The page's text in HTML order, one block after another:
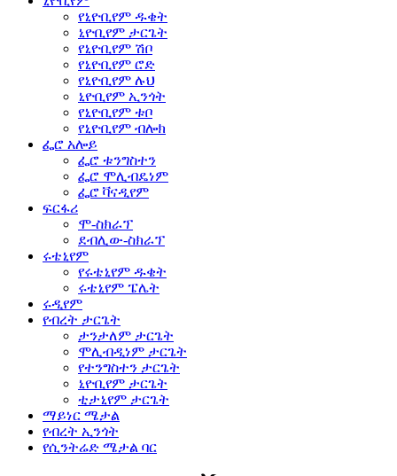
የኒዮቢየም ዱቄት
ኒዮቢየም ታርጌት
የኒዮቢየም ሽቦ
የኒዮቢየም ሮድ
የኒዮቢየም ሉህ
ኒዮቢየም ኢንጎት
የኒዮቢየም ቱቦ
የኒዮቢየም ብሎክ
ፌሮ አሎይ
ፌሮ ቱንግስተን
ፌሮ ሞሊብዴነም
ፌሮ ቫናዲየም
ፍርፋሪ
ሞ-ስክራፕ
ደብሊው-ስክራፕ
ሩቴኒየም
የሩቴኒየም ዱቄት
ሩቴኒየም ፔሌት
ሩዲየም
የብረት ታርጌት
ታንታለም ታርጌት
ሞሊብዲነም ታርጌት
የተንግስተን ታርጌት
ኒዮቢየም ታርጌት
ቲታኒየም ታርጌት
ማይነር ሜታል
የብረት ኢንጎት
የሲንትሬድ ሜታል ባር